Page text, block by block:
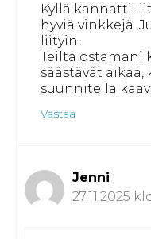
Kyllä kannatti
hyviä vinkkejä.
liityin.
Teiltä ostamani
säästävät
suunnitella
Vastaa
Jenni
27.11.2025